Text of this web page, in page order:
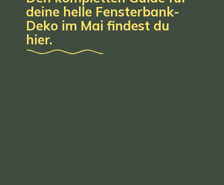
deine helle Fensterbank-
Deko im Mai findest du
hier.